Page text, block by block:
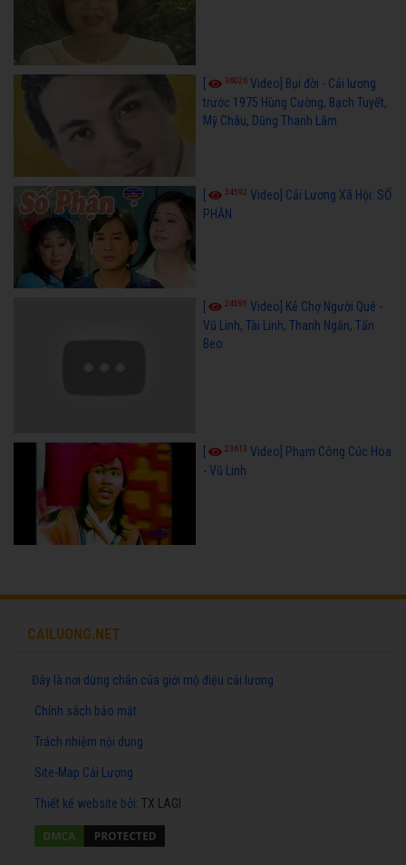
36026 Video] Bụi đời - Cải lương
trước 1975 Hùng Cường, Bạch Tuyết,
Mỹ Châu, Dũng Thanh Lâm
34592 Video] Cải Lương Xã Hội: SỐ
PHẬN
24595 Video] Kẻ Chợ Người Quê -
Vũ Linh, Tài Linh, Thanh Ngân, Tấn
Beo
23613 Video] Phạm Công Cúc Hoa
- Vũ Linh
CAILUONG.NET
Đây là nơi dừng chân của giới mộ điệu cải lương
Chính sách bảo mật
Trách nhiệm nội dung
Site-Map Cải Lương
Thiết kế website bởi: TX LAGI